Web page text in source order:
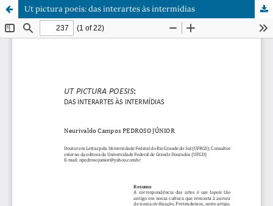
Ut pictura poeis: das interartes às intermídias